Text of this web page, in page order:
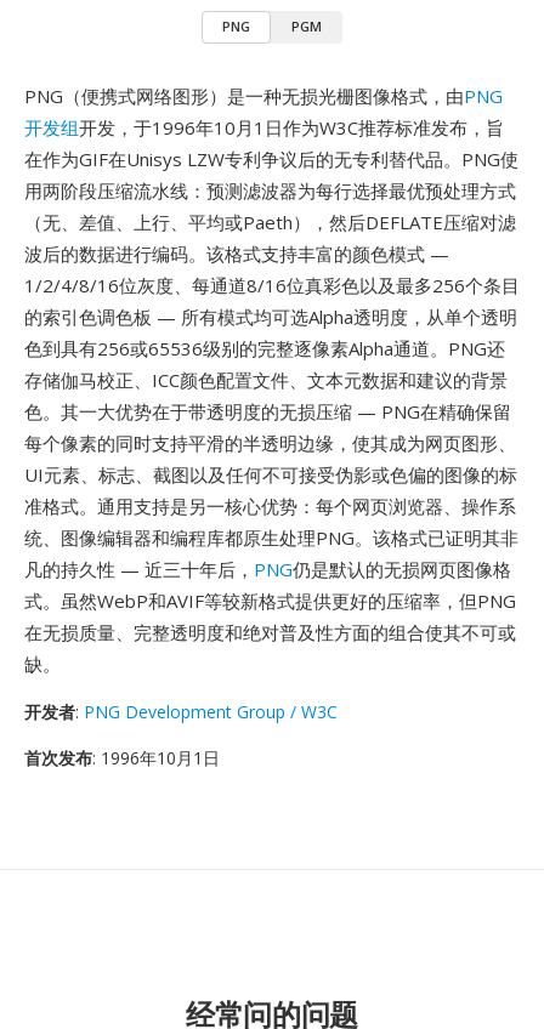
PNG PGM
PNG（便携式网络图形）是一种无损光栅图像格式，由PNG
开发组开发，于1996年10月1日作为W3C推荐标准发布，旨
在作为GIF在Unisys LZW专利争议后的无专利替代品。PNG使
用两阶段压缩流水线：预测滤波器为每行选择最优预处理方式
（无、差值、上行、平均或Paeth），然后DEFLATE压缩对滤
波后的数据进行编码。该格式支持丰富的颜色模式 —
1/2/4/8/16位灰度、每通道8/16位真彩色以及最多256个条目
的索引色调色板 — 所有模式均可选Alpha透明度，从单个透明
色到具有256或65536级别的完整逐像素Alpha通道。PNG还
存储伽马校正、ICC颜色配置文件、文本元数据和建议的背景
色。其一大优势在于带透明度的无损压缩 — PNG在精确保留
每个像素的同时支持平滑的半透明边缘，使其成为网页图形、
UI元素、标志、截图以及任何不可接受伪影或色偏的图像的标
准格式。通用支持是另一核心优势：每个网页浏览器、操作系
统、图像编辑器和编程库都原生处理PNG。该格式已证明其非
凡的持久性 — 近三十年后， PNG仍是默认的无损网页图像格
式。虽然WebP和AVIF等较新格式提供更好的压缩率，但PNG
在无损质量、完整透明度和绝对普及性方面的组合使其不可或
缺。
开发者: PNG Development Group / W3C
首次发布: 1996年10月1日
经常问的问题